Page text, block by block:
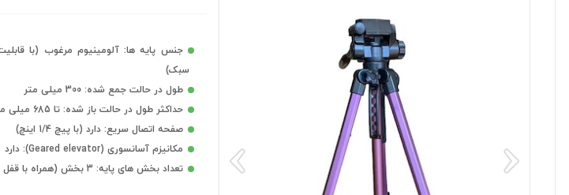
سبک)
طول در حالت جمع شده: 300 میلی متر
حداکثر طول در حالت باز شده: تا 685 میلی متر
صفحه اتصال سریع: دارد (با پیچ 1/4 اینچ)
مکانیزم آسانسوری (Geared elevator): دارد
تعداد بخش های پایه: 3 بخش (همراه با قفل و Braces برای پایداری بیشتر)